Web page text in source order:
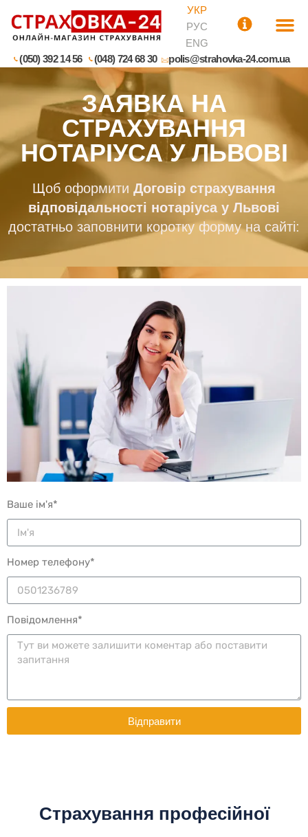
УКР
РУС
ENG
(050) 392 14 56 (048) 724 68 30 polis@strahovka-24.com.ua
ЗАЯВКА НА
СТРАХУВАННЯ
НОТАРІУСА У ЛЬВОВІ
Щоб оформити Договір страхування
відповідальності нотаріуса у Львові
достатньо заповнити коротку форму на сайті:
Ваше ім'я*
Номер телефону*
Повідомлення*
Відправити
Страхування професійної